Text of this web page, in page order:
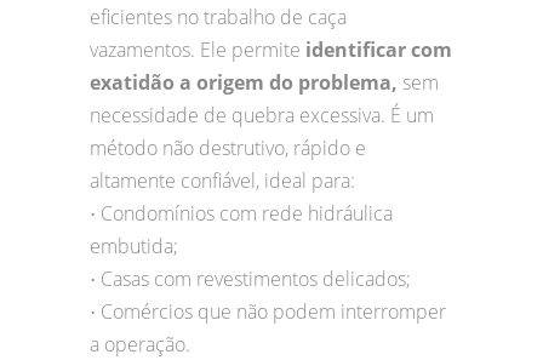
eficientes no trabalho de caça
vazamentos. Ele permite identificar com
exatidão a origem do problema, sem
necessidade de quebra excessiva. É um
método não destrutivo, rápido e
altamente confiável, ideal para:
• Condomínios com rede hidráulica
embutida;
• Casas com revestimentos delicados;
• Comércios que não podem interromper
a operação.